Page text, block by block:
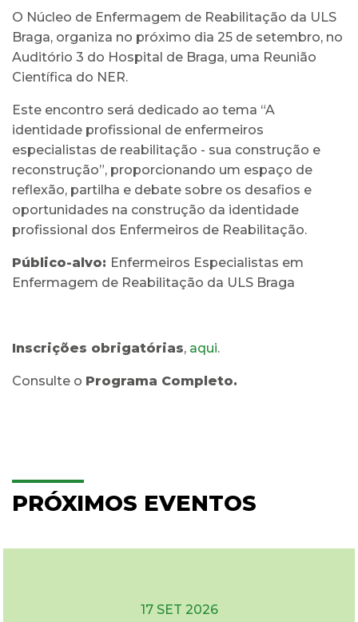
O Núcleo de Enfermagem de Reabilitação da ULS
Braga, organiza no próximo dia 25 de setembro, no
Auditório 3 do Hospital de Braga, uma Reunião
Científica do NER.
Este encontro será dedicado ao tema “A
identidade profissional de enfermeiros
especialistas de reabilitação - sua construção e
reconstrução”, proporcionando um espaço de
reflexão, partilha e debate sobre os desafios e
oportunidades na construção da identidade
profissional dos Enfermeiros de Reabilitação.
Público-alvo: Enfermeiros Especialistas em
Enfermagem de Reabilitação da ULS Braga
Inscrições obrigatórias, aqui.
Consulte o Programa Completo.
PRÓXIMOS EVENTOS
17 SET 2026